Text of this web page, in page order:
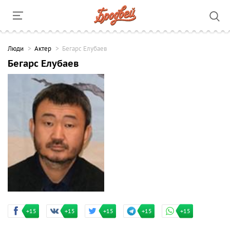
Люди Актер Бегарс Елубаев
Бегарс Елубаев
+15 +15 +15 +15 +15